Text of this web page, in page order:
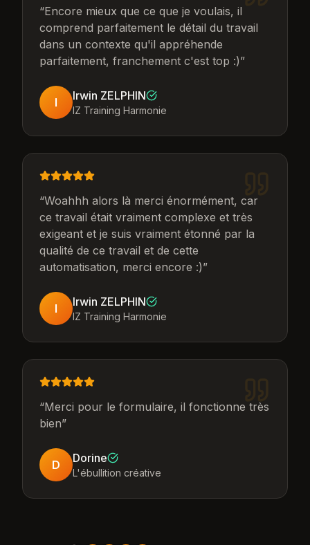
“Encore mieux que ce que je voulais, il
comprend parfaitement le détail du travail
dans un contexte qu'il appréhende
parfaitement, franchement c'est top :)”
I Irwin ZELPHIN
IZ Training Harmonie
“Woahhh alors là merci énormément, car
ce travail était vraiment complexe et très
exigeant et je suis vraiment étonné par la
qualité de ce travail et de cette
automatisation, merci encore :)”
I Irwin ZELPHIN
IZ Training Harmonie
“Merci pour le formulaire, il fonctionne très
bien”
D Dorine
L'ébullition créative